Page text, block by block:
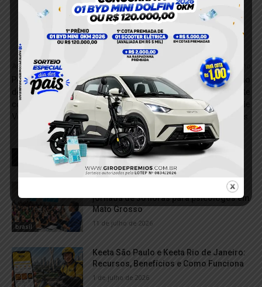
Anterior
Polícia Militar Salva Criança
de 2 Anos que se Engasgou
com Comida em Ananindeua;
Próximo
Naufrágio de Embarcação no
Rio Amazonas Durante
Transferência de
Passageiros e Mercadorias
RELACIONADOS
brasil
SINDPSI-MT amplia mobilização pela
jornada de 30 horas para psicólogos em
Mato Grosso
11 de julho de 2026
Keeta São Paulo e Keeta Rio de Janeiro:
Recursos, Benefícios e Como Funciona
1 de julho de 2026